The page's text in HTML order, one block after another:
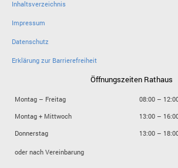
Inhaltsverzeichnis
Impressum
Datenschutz
Erklärung zur Barrierefreiheit
Öffnungszeiten Rathaus
Montag – Freitag
08:00 –
Montag + Mittwoch
13:00 –
Donnerstag
13:00 –
oder nach Vereinbarung